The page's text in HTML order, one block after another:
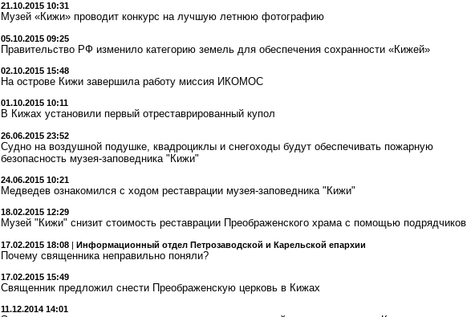
21.10.2015 10:31
Музей «Кижи» проводит конкурс на лучшую летнюю фотографию
05.10.2015 09:25
Правительство РФ изменило категорию земель для обеспечения сохранности «Кижей»
02.10.2015 15:48
На острове Кижи завершила работу миссия ИКОМОС
01.10.2015 10:11
В Кижах установили первый отреставрированный купол
26.06.2015 23:52
Cудно на воздушной подушке, квадроциклы и снегоходы будут обеспечивать пожарную
безопасность музея-заповедника "Кижи"
24.06.2015 10:21
Медведев ознакомился с ходом реставрации музея-заповедника "Кижи"
18.02.2015 12:29
Музей "Кижи" снизит стоимость реставрации Преображенского храма с помощью подрядчиков
17.02.2015 18:08 | Информационный отдел Петрозаводской и Карельской епархии
Почему священника неправильно поняли?
17.02.2015 15:49
Священник предложил снести Преображенскую церковь в Кижах
11.12.2014 14:01